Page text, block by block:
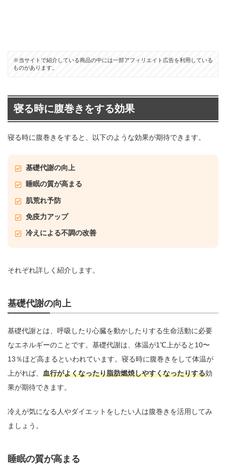
※当サイトで紹介している商品の中には一部アフィリエイト広告を利用している
ものがあります。
寝る時に腹巻きをする効果
寝る時に腹巻きをすると、以下のような効果が期待できます。
基礎代謝の向上
睡眠の質が高まる
肌荒れ予防
免疫力アップ
冷えによる不調の改善
それぞれ詳しく紹介します。
基礎代謝の向上
基礎代謝とは、呼吸したり心臓を動かしたりする生命活動に必要
なエネルギーのことです。基礎代謝は、体温が1℃上がると10〜
13％ほど高まるといわれています。寝る時に腹巻きをして体温が
上がれば、 血行がよくなったり脂肪燃焼しやすくなったりする効
果が期待できます。
冷えが気になる人やダイエットをしたい人は腹巻きを活用してみ
ましょう。
睡眠の質が高まる